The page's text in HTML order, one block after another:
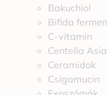
Bakuchiol
Bifida
C-vitamin
Centella
Ceramidok
Csigamucin